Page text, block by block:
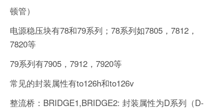
顿管）
电源稳压块有78和79系列；78系列如7805，7812，
7820等
79系列有7905，7912，7920等
常见的封装属性有to126h和to126v
整流桥：BRIDGE1,BRIDGE2: 封装属性为D系列（D-